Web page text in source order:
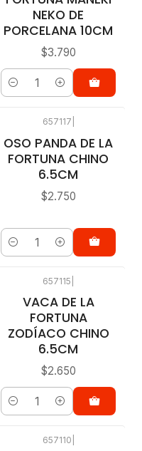
NEKO DE
PORCELANA 10CM
$3.790
Cantidad
657117
OSO PANDA DE LA
FORTUNA CHINO
6.5CM
$2.750
Cantidad
657115
VACA DE LA
FORTUNA
ZODÍACO CHINO
6.5CM
$2.650
Cantidad
657110